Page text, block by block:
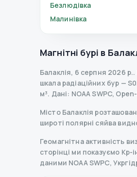
Безлюдівка
Малинівка
Магнітні бурі в
Балаклія, 6 серпня 2026 р..
шкала радіаційних бур — S0
м³. Дані: NOAA SWPC,
Місто Балаклія
широті полярні сяйва
Геомагнітна активність
сторінці ми показуємо Kp-
даними NOAA SWPC,